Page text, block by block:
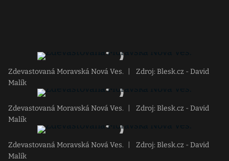
Zdevastovaná Moravská Nová Ves.
Zdroj: Blesk.cz - David
Malík
Zdevastovaná Moravská Nová Ves.
Zdroj: Blesk.cz - David
Malík
Zdevastovaná Moravská Nová Ves.
Zdroj: Blesk.cz - David
Malík